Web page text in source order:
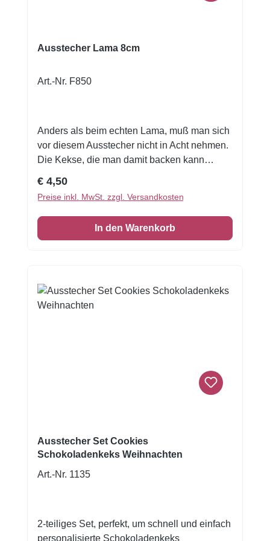
Unterteil Ausstecher F758
Ausstecher Lama 8cm
Art.-Nr. F850
Anders als beim echten Lama, muß man sich
vor diesem Ausstecher nicht in Acht nehmen.
Die Kekse, die man damit backen kann
Ausstechform ist aus Edelstahl gefertigt und
ist rostfrei, spülmaschinenfest,
lebensmittelecht. Edelstahlausstecher
können zum Ausstechen von Teig genutzt
oder Kerzengießen. Edelstahl – rostfrei –
spülmaschinengeeignetGröße: 8cm
Regulärer Preis:
€ 4,50
Preise inkl. MwSt. zzgl. Versandkosten
In den Warenkorb
Ausstecher Set Cookies
Schokoladenkeks Weihnachten
Art.-Nr. 1135
2-teiliges Set, perfekt, um schnell und einfach
personalisierte Schokoladenkeks